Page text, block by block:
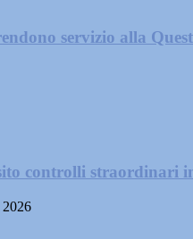
servizio alla
controlli straordinari
2026